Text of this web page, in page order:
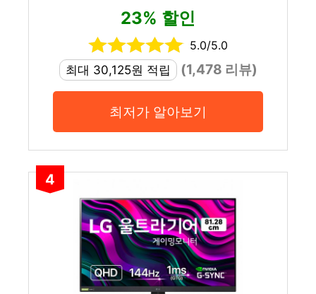
23% 할인
5.0/5.0
최대 30,125원 적립
(1,478 리뷰)
최저가 알아보기
4